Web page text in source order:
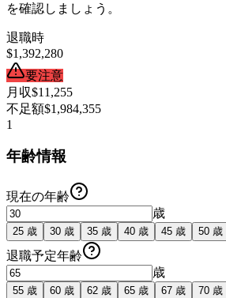
を確認しましょう。
退職時
$1,392,280
要注意
月収$11,255
不足額$1,984,355
1
年齢情報
現在の年齢
歳
25 歳 30 歳 35 歳 40 歳 45 歳 50 歳
退職予定年齢
歳
55 歳 60 歳 62 歳 65 歳 67 歳 70 歳